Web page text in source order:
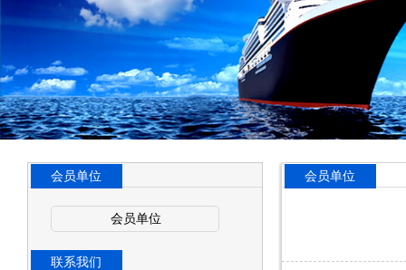
会员单位
会员单位
联系我们
会员单位